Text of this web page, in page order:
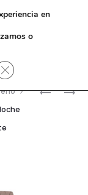
MESITA
en
o
Cerrar el banner de